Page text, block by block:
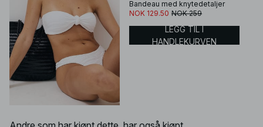
Bandeau med knytedetaljer
NOK 129.50 NOK 259
LEGG TIL I
HANDLEKURVEN